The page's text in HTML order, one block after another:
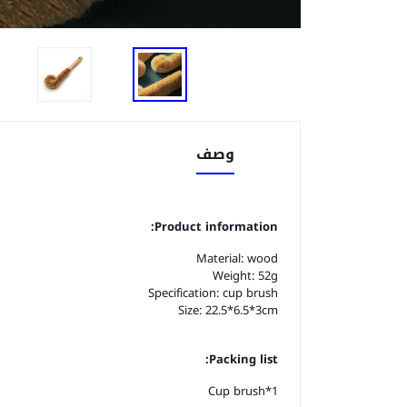
وصف
Product information:
Material: wood
Weight: 52g
Specification: cup brush
Size: 22.5*6.5*3cm
Packing list:
Cup brush*1